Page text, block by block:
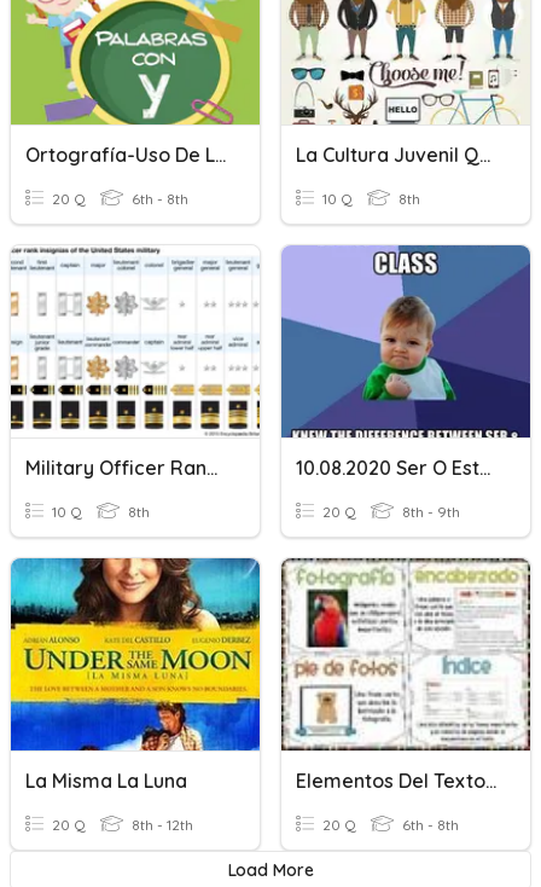
Ortografía-Uso De La Letra "y"
20 Q 6th - 8th
La Cultura Juvenil Quiz
10 Q 8th
Military Officer Rank, O-#
10 Q 8th
10.08.2020 Ser O Estar?
20 Q 8th - 9th
La Misma La Luna
20 Q 8th - 12th
Elementos Del Texto Informativo
20 Q 6th - 8th
Load More